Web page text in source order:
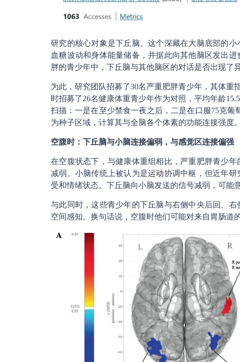
研究的核心对象是下丘脑。这个深藏在大脑底部的
血糖波动和身体能量储备，并据此向其他脑区发出
胖的青少年中，下丘脑与其他脑区的对话是否出现了异
为此，研究团队招募了30名严重肥胖青少年，其体重
时招募了26名健康体重青少年作为对照，平均年龄
扫描：一是在至少禁食一夜之后，二是在口服75克
为种子区域，计算其与全脑各个体素的功能连接强度。
空腹时：下丘脑与小脑连接偏弱，与感觉区连接偏强
在空腹状态下，与健康体重组相比，严重肥胖青少
减弱。小脑传统上被认为是运动协调中枢，但近年
受和情绪状态。下丘脑向小脑发送的信号减弱，可能
与此同时，这些青少年的下丘脑与右侧中央后回、
空间感知。换句话说，空腹时他们可能对来自胃肠道